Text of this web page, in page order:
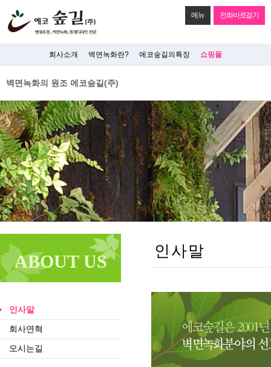
메뉴 전화바로걸기
회사소개 벽면녹화란? 에코숲길의특징 쇼핑몰
벽면녹화의 원조 에코숲길(주)
ABOUT US
인사말
회사연혁
오시는길
인사말